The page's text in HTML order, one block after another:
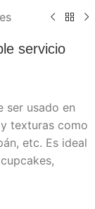
servicio
ser usado en
texturas como
etc. Es ideal